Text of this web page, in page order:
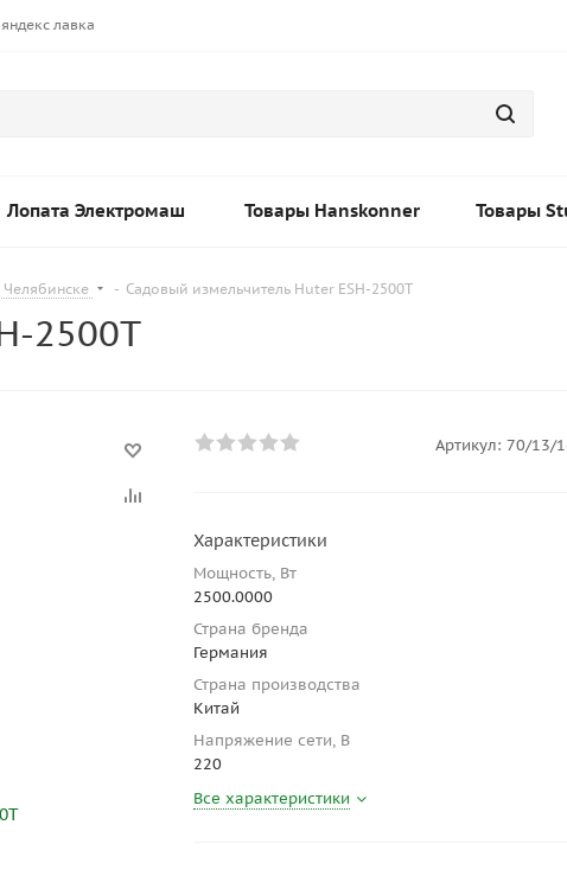
лавка
Лопата Электромаш Товары Hanskonner Товары
Челябинске - Садовый измельчитель Huter ESH-2500T
2500T
Артикул: 70/13/
Характеристики
Мощность, Вт
2500.0000
Страна бренда
Германия
Страна производства
Китай
Напряжение сети, В
220
Все характеристики